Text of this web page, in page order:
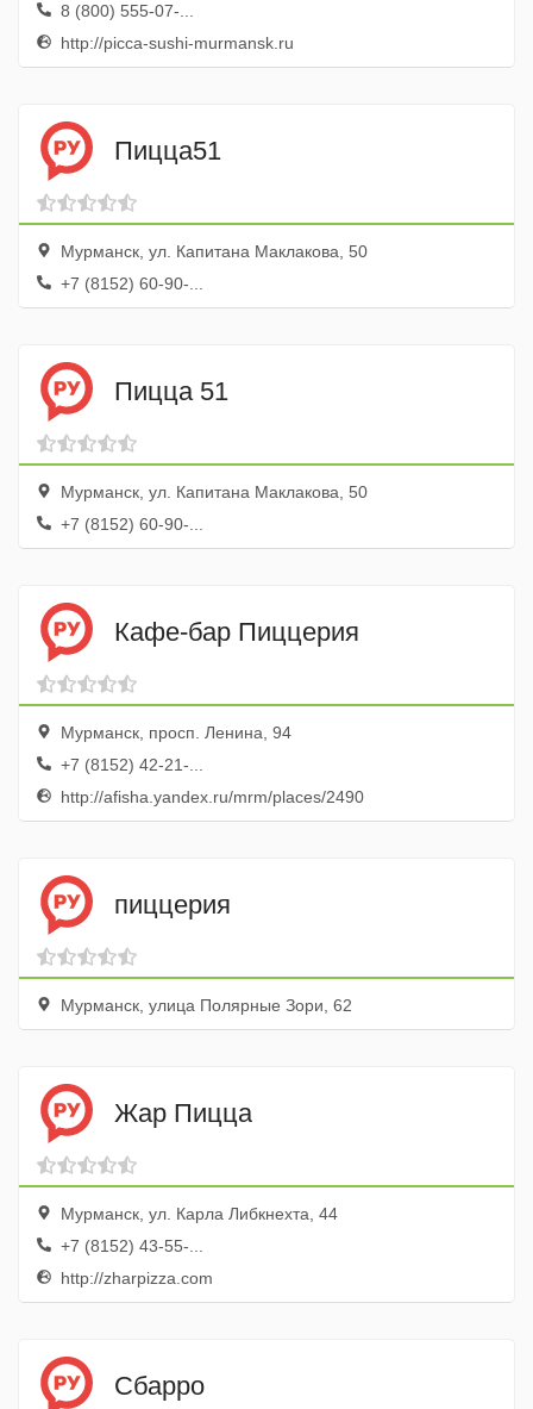
8 (800) 555-07-...
http://picca-sushi-murmansk.ru
Пицца51
Мурманск, ул. Капитана Маклакова, 50
+7 (8152) 60-90-...
Пицца 51
Мурманск, ул. Капитана Маклакова, 50
+7 (8152) 60-90-...
Кафе-бар Пиццерия
Мурманск, просп. Ленина, 94
+7 (8152) 42-21-...
http://afisha.yandex.ru/mrm/places/2490
пиццерия
Мурманск, улица Полярные Зори, 62
Жар Пицца
Мурманск, ул. Карла Либкнехта, 44
+7 (8152) 43-55-...
http://zharpizza.com
Сбарро